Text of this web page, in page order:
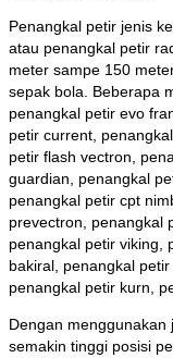
Penangkal petir jenis
atau penangkal petir
meter sampe 150
sepak bola. Beberapa
penangkal petir evo
petir current,
petir flash vectron,
guardian, penangkal
penangkal petir cpt
prevectron, penangkal
penangkal petir viking,
bakiral, penangkal
penangkal petir kurn,
Dengan menggunakan
semakin tinggi posisi